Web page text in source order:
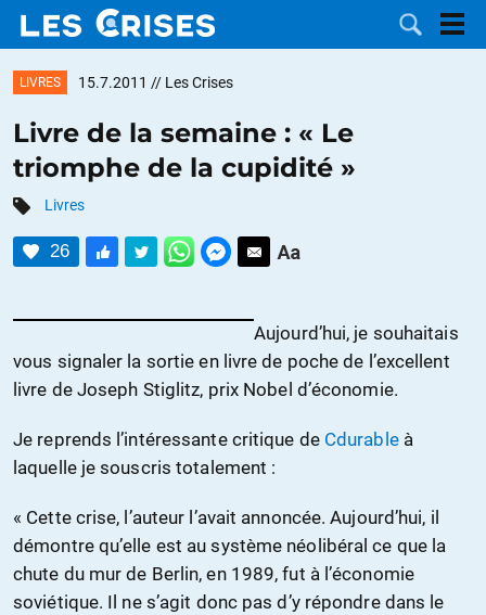
DOSSIERS
CATÉGORIES
CONTACTER
DON
LIVRES 15.7.2011 // Les Crises
Livre de la semaine : « Le
triomphe de la cupidité »
Livres
26
Aujourd’hui, je souhaitais
vous signaler la sortie en livre de poche de l’excellent
livre de Joseph Stiglitz, prix Nobel d’économie.
Je reprends l’intéressante critique de Cdurable à
laquelle je souscris totalement :
« Cette crise, l’auteur l’avait annoncée. Aujourd’hui, il
démontre qu’elle est au système néolibéral ce que la
chute du mur de Berlin, en 1989, fut à l’économie
soviétique. Il ne s’agit donc pas d’y répondre dans le